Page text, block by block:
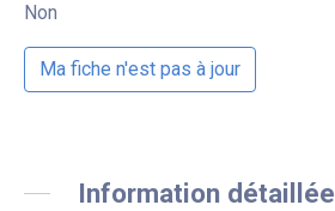
Non
Ma fiche n'est pas à jour
Information détaillée